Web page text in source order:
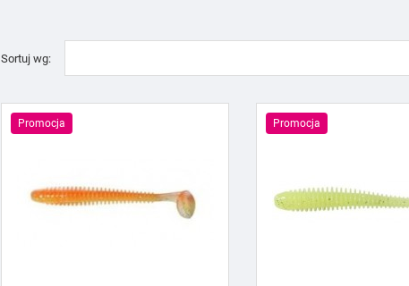
Sortuj wg:
Promocja Promocja